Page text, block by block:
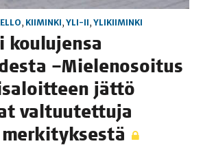
, KIIMINKI, YLI-II, YLIKIIMINKI
kou­lu­jen­sa
–Mie­le­no­soi­tus
jät­tö
val­tuu­tet­tu­ja